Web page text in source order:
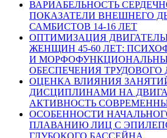
ВАРИАБЕЛЬНОСТЬ
ПОКАЗАТЕЛИ ВНЕШНЕГО
САМБИСТОВ 14-16 ЛЕТ
ОПТИМИЗАЦИЯ
ЖЕНЩИН 45-60 ЛЕТ:
И
ОБЕСПЕЧЕНИЯ ТРУДОВОГО
ОЦЕНКА ВЛИЯНИЯ
ДИСЦИПЛИНАМИ НА
АКТИВНОСТЬ
ОСОБЕННОСТИ
ПЛАВАНИЮ ЛИЦ С
ГЛУБОКОГО БАССЕЙНА